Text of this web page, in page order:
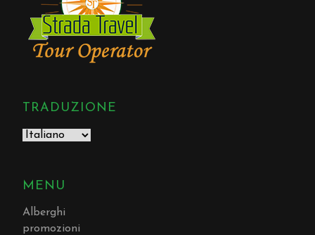
TRADUZIONE
MENU
Alberghi
promozioni